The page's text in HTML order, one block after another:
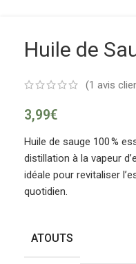
Huile de
(1 avis
3,99€
Huile de sauge 100 %
distillation à la vapeur
idéale pour revitaliser
quotidien.
ATOUTS